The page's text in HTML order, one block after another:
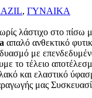
, ΓΥΝΑΙΚΑ
λάστιχο στο πίσω
απαλό ανθεκτικό
με
το τέλειο
και ελαστικό
μας